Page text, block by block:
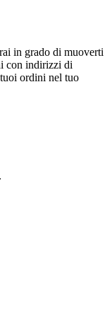
in grado di muoverti
con indirizzi di
ordini nel tuo